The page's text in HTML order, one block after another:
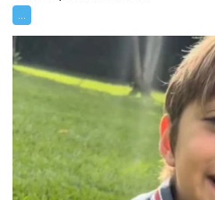
...